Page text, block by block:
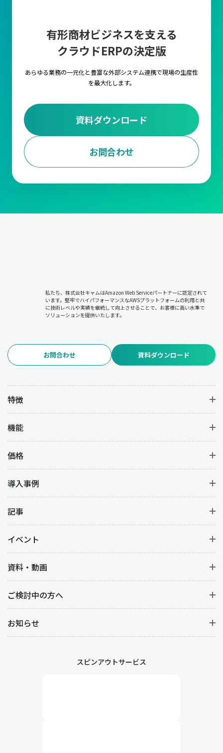
有形商材ビジネスを支える
クラウドERPの決定版
あらゆる業務の一元化と豊富な外部システム連携で現場の生産性
を最大化します。
資料ダウンロード
お問合わせ
私たち、株式会社キャムはAmazon Web Serviceパートナーに認定されて
います。堅牢でハイパフォーマンスなAWSプラットフォームの利用と共
に技術レベルや実績を継続して向上させることで、お客様に高い水準で
ソリューションを提供いたします。
お問合わせ 資料ダウンロード
特徴
機能
価格
導入事例
記事
イベント
資料・動画
ご検討中の方へ
お知らせ
スピンアウトサービス